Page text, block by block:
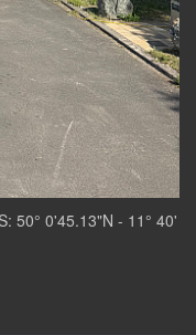
50° 0'45.13"N - 11° 40'